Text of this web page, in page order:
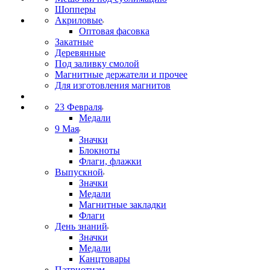
Шопперы
Акриловые
Оптовая фасовка
Закатные
Деревянные
Под заливку смолой
Магнитные держатели и прочее
Для изготовления магнитов
23 Февраля
Медали
9 Мая
Значки
Блокноты
Флаги, флажки
Выпускной
Значки
Медали
Магнитные закладки
Флаги
День знаний
Значки
Медали
Канцтовары